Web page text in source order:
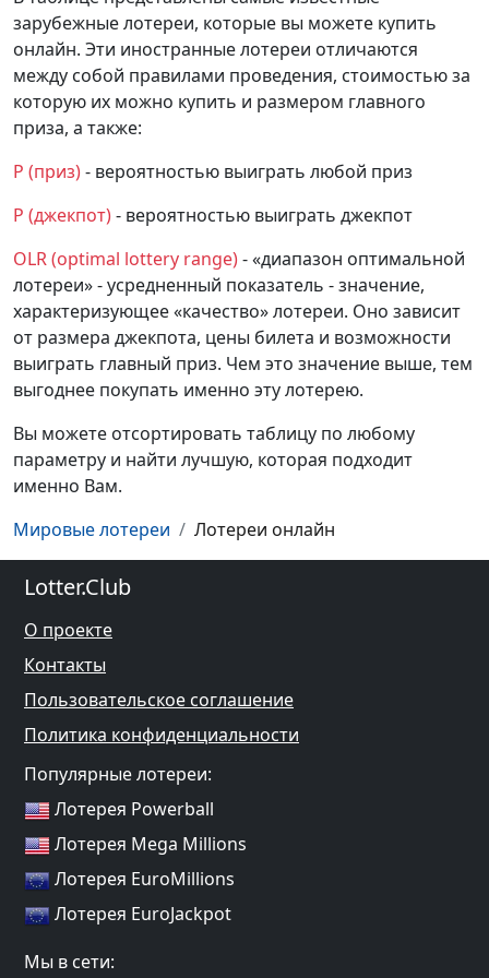
зарубежные лотереи, которые вы можете купить
онлайн. Эти иностранные лотереи отличаются
между собой правилами проведения, стоимостью за
которую их можно купить и размером главного
приза, а также:
P (приз)- вероятностью выиграть любой приз
P (джекпот)- вероятностью выиграть джекпот
OLR (optimal lottery range)- «диапазон оптимальной
лотереи» - усредненный показатель - значение,
характеризующее «качество» лотереи. Оно зависит
от размера джекпота, цены билета и возможности
выиграть главный приз. Чем это значение выше, тем
выгоднее покупать именно эту лотерею.
Вы можете отсортировать таблицу по любому
параметру и найти лучшую, которая подходит
именно Вам.
Мировые лотереи
Лотереи онлайн
Lotter.Club
О проекте
Контакты
Пользовательское соглашение
Политика конфиденциальности
Популярные лотереи:
Лотерея Powerball
Лотерея Mega Millions
Лотерея EuroMillions
Лотерея EuroJackpot
Мы в сети: